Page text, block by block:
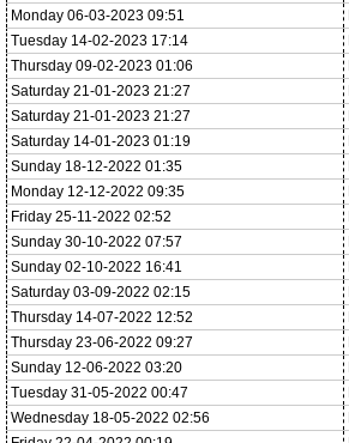
Monday 06-03-2023 09:51
Tuesday 14-02-2023 17:14
Thursday 09-02-2023 01:06
Saturday 21-01-2023 21:27
Saturday 21-01-2023 21:27
Saturday 14-01-2023 01:19
Sunday 18-12-2022 01:35
Monday 12-12-2022 09:35
Friday 25-11-2022 02:52
Sunday 30-10-2022 07:57
Sunday 02-10-2022 16:41
Saturday 03-09-2022 02:15
Thursday 14-07-2022 12:52
Thursday 23-06-2022 09:27
Sunday 12-06-2022 03:20
Tuesday 31-05-2022 00:47
Wednesday 18-05-2022 02:56